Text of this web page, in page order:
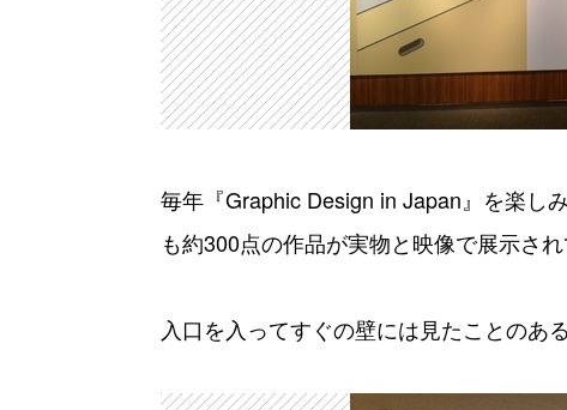
毎年『Graphic Design in Japan』を楽し
も約300点の作品が実物と映像で展示され
入口を入ってすぐの壁には見たことのあ